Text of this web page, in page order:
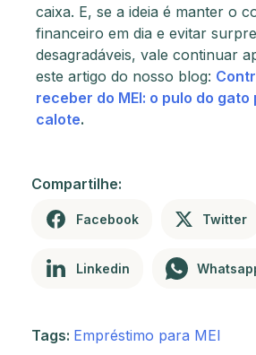
caixa. E, se a ideia é manter o
financeiro em dia e evitar
desagradáveis, vale continuar
este artigo do nosso blog:
receber do MEI: o pulo do
calote.
Compartilhe:
Facebook Twitter
Linkedin
Tags: Empréstimo para MEI